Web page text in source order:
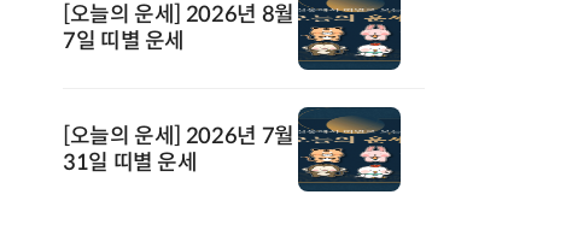
[오늘의 운세] 2026년 8월
7일 띠별 운세
[오늘의 운세] 2026년 7월
31일 띠별 운세